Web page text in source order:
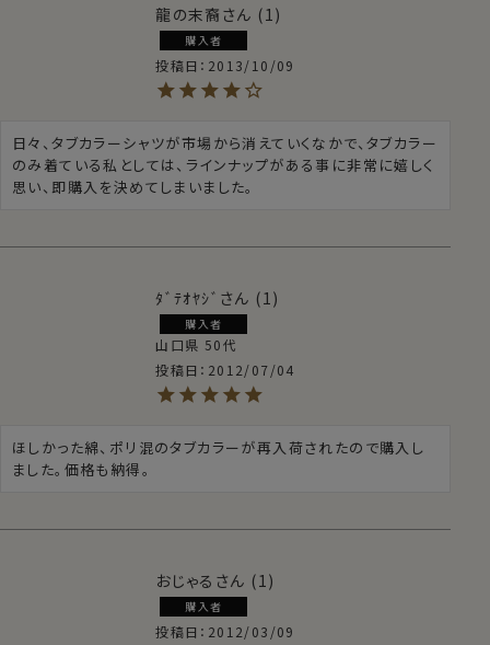
龍の末裔 1
購入者
投稿日 2013/10/09
日々、タブカラーシャツが市場から消えていくなかで、タブカラー
のみ着ている私としては、ラインナップがある事に非常に嬉しく
思い、即購入を決めてしまいました。
ﾀﾞﾃｵﾔｼﾞ 1
購入者
山口県 50代
投稿日
2012/07/04
ほしかった綿、ポリ混のタブカラーが再入荷されたので購入し
ました。価格も納得。
おじゃる 1
購入者
投稿日 2012/03/09